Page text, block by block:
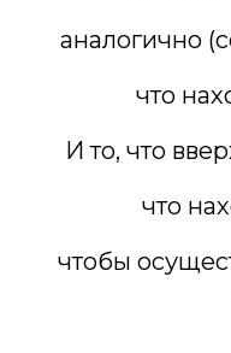
аналогично
что
И то, что
что
чтобы